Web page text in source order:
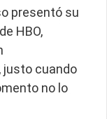
presentó su
HBO,
justo cuando
no lo